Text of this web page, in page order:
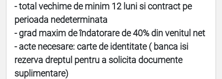
- total vechime de minim 12 luni si contract pe
perioada nedeterminata
- grad maxim de îndatorare de 40% din venitul net
- acte necesare: carte de identitate ( banca isi
rezerva dreptul pentru a solicita documente
suplimentare)